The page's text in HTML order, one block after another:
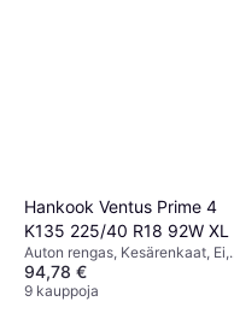
Hankook Ventus Prime 4
K135 225/40 R18 92W XL
Auton rengas, Kesärenkaat, Ei,
Profiili 40 %, Nopeusindeksi W
(270 km/h)
94,78 €
9 kauppoja